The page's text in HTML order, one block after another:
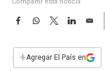
F
e
b
W
s
T
w
t
L
E
i
l
+Agregar El País en